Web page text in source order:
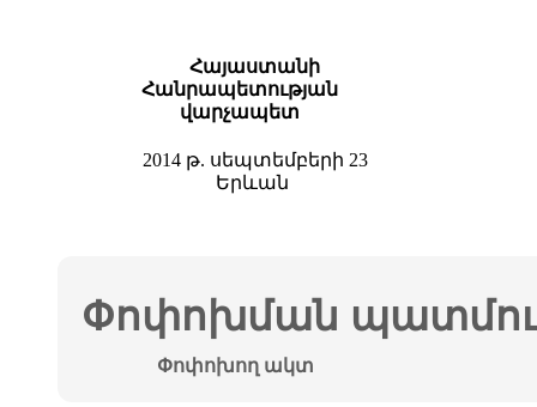
Հայաստանի
Հանրապետության
վարչապետ
2014 թ. սեպտեմբերի 23
Երևան
Փոփոխման
Փոփոխող ակտ